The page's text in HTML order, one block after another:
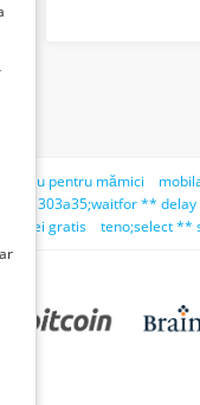
pentru mămici
**
femei gratis teno;select **